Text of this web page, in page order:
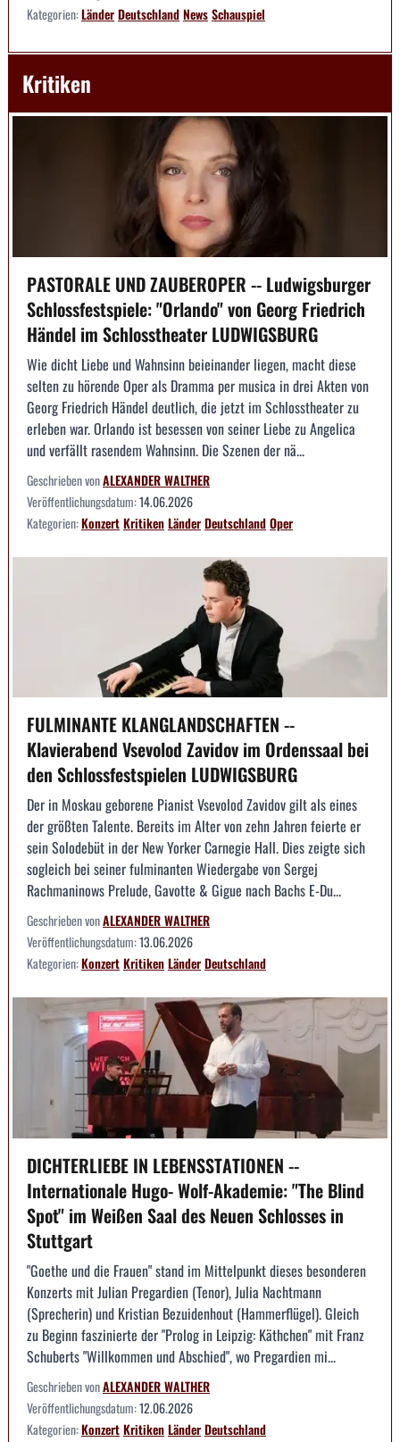
Kategorien:LänderDeutschlandNewsSchauspiel
Kritiken
PASTORALE UND ZAUBEROPER -- Ludwigsburger
Schlossfestspiele: "Orlando" von Georg Friedrich
Händel im Schlosstheater LUDWIGSBURG
Wie dicht Liebe und Wahnsinn beieinander liegen, macht diese
selten zu hörende Oper als Dramma per musica in drei Akten von
Georg Friedrich Händel deutlich, die jetzt im Schlosstheater zu
erleben war. Orlando ist besessen von seiner Liebe zu Angelica
und verfällt rasendem Wahnsinn. Die Szenen der nä...
Geschrieben vonALEXANDER WALTHER
Veröffentlichungsdatum:14.06.2026
Kategorien:KonzertKritikenLänderDeutschlandOper
FULMINANTE KLANGLANDSCHAFTEN --
Klavierabend Vsevolod Zavidov im Ordenssaal bei
den Schlossfestspielen LUDWIGSBURG
Der in Moskau geborene Pianist Vsevolod Zavidov gilt als eines
der größten Talente. Bereits im Alter von zehn Jahren feierte er
sein Solodebüt in der New Yorker Carnegie Hall. Dies zeigte sich
sogleich bei seiner fulminanten Wiedergabe von Sergej
Rachmaninows Prelude, Gavotte & Gigue nach Bachs E-Du...
Geschrieben vonALEXANDER WALTHER
Veröffentlichungsdatum:13.06.2026
Kategorien:KonzertKritikenLänderDeutschland
DICHTERLIEBE IN LEBENSSTATIONEN --
Internationale Hugo- Wolf-Akademie: "The Blind
Spot" im Weißen Saal des Neuen Schlosses in
Stuttgart
"Goethe und die Frauen" stand im Mittelpunkt dieses besonderen
Konzerts mit Julian Pregardien (Tenor), Julia Nachtmann
(Sprecherin) und Kristian Bezuidenhout (Hammerflügel). Gleich
zu Beginn faszinierte der "Prolog in Leipzig: Käthchen" mit Franz
Schuberts "Willkommen und Abschied", wo Pregardien mi...
Geschrieben vonALEXANDER WALTHER
Veröffentlichungsdatum:12.06.2026
Kategorien:KonzertKritikenLänderDeutschland